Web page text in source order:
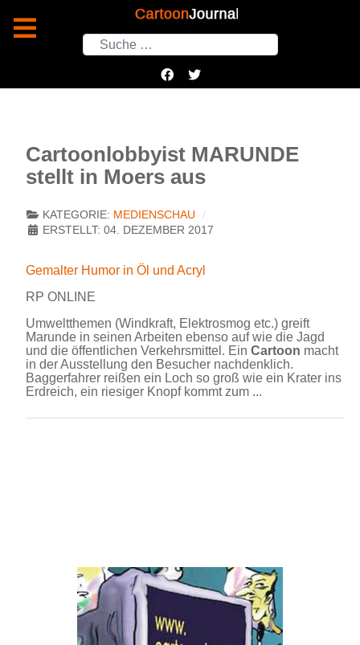
Suchen
Cartoonlobbyist MARUNDE
stellt in Moers aus
KATEGORIE: MEDIENSCHAU
ERSTELLT: 04. DEZEMBER 2017
Gemalter Humor in Öl und Acryl
RP ONLINE
Umweltthemen (Windkraft, Elektrosmog etc.) greift
Marunde in seinen Arbeiten ebenso auf wie die Jagd
und die öffentlichen Verkehrsmittel. Ein Cartoon macht
in der Ausstellung den Besucher nachdenklich.
Baggerfahrer reißen ein Loch so groß wie ein Krater ins
Erdreich, ein riesiger Knopf kommt zum ...